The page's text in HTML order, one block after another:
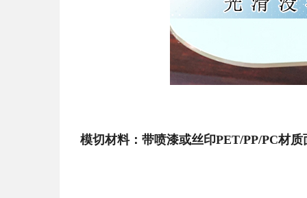
模切材料：带喷漆或丝印PET/PP/PC材